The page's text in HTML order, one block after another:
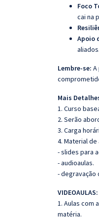
Foco
cai na
Apoio
aliados.
Lembre-se: A
Mais
1. Curso
2. Serão
3. Carga
4. Material
- slides para
- audioaulas.
- degravação
VIDEOAULAS:
1. Aulas com
matéria.